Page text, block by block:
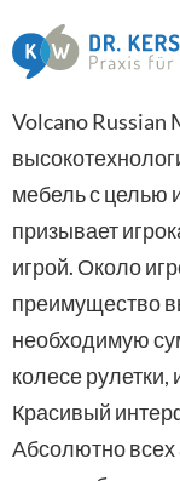
Volcano Russian
мебель с целью
призывает
игрой. Около
преимущество
необходимую
колесе
Красивый
Абсолютно всех